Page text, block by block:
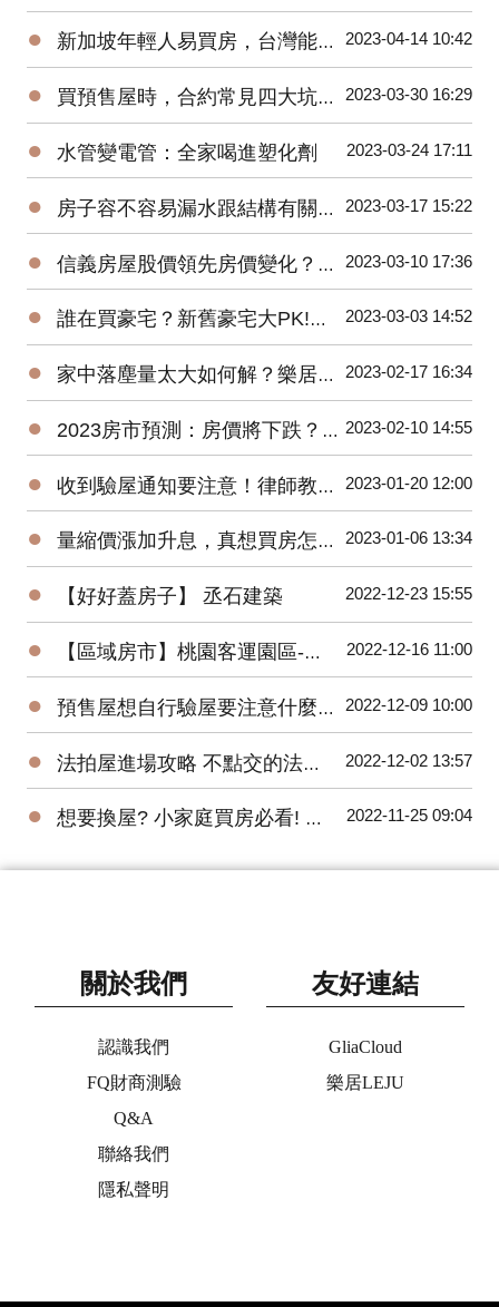
● 新加坡年輕人易買房，台灣能借鏡？房市回溫？住商徐佳馨獨家分析 2023-04-14 10:42
● 買預售屋時，合約常見四大坑！你踩到了幾坑？ 2023-03-30 16:29
● 水管變電管：全家喝進塑化劑 2023-03-24 17:11
● 房子容不容易漏水跟結構有關係？戴雲發教你怎麼看！ 2023-03-17 15:22
● 信義房屋股價領先房價變化？準確率超高！ 2023-03-10 17:36
● 誰在買豪宅？新舊豪宅大PK!遠雄豪宅銷售團隊親身分享-遠雄Park One 2023-03-03 14:52
● 家中落塵量太大如何解？樂居創辦人Pearl換紗窗體驗大公開！ 2023-02-17 16:34
● 2023房市預測：房價將下跌？萬事俱備，尚欠東風！ 2023-02-10 14:55
● 收到驗屋通知要注意！律師教你判斷合不合理 2023-01-20 12:00
● 量縮價漲加升息，真想買房怎麼辦？買預售屋還是中古屋？ 2023-01-06 13:34
● 【好好蓋房子】 丞石建築 2022-12-23 15:55
● 【區域房市】桃園客運園區-被遺忘的重劃區翻紅！２字頭交易量爆衝有潛力嗎? 2022-12-16 11:00
● 預售屋想自行驗屋要注意什麼？問題最常出在這！ 2022-12-09 10:00
● 法拍屋進場攻略 不點交的法拍屋也能買 2022-12-02 13:57
● 想要換屋? 小家庭買房必看! 預售屋三房全解析 2022-11-25 09:04
關於我們
認識我們
FQ財商測驗
Q&A
聯絡我們
隱私聲明
友好連結
GliaCloud
樂居LEJU